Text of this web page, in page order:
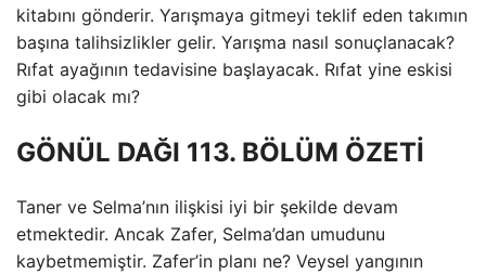
kitabını gönderir. Yarışmaya gitmeyi teklif eden takımın
başına talihsizlikler gelir. Yarışma nasıl sonuçlanacak?
Rıfat ayağının tedavisine başlayacak. Rıfat yine eskisi
gibi olacak mı?
GÖNÜL DAĞI 113. BÖLÜM ÖZETİ
Taner ve Selma’nın ilişkisi iyi bir şekilde devam
etmektedir. Ancak Zafer, Selma’dan umudunu
kaybetmemiştir. Zafer’in planı ne? Veysel yangının